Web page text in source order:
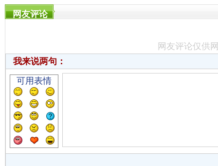
网友评论
网友评论仅供
我来说两句：
可用表情